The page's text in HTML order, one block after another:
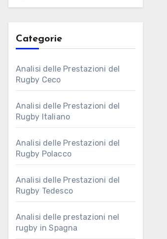
Categorie
Analisi delle Prestazioni del
Rugby Ceco
Analisi delle Prestazioni del
Rugby Italiano
Analisi delle Prestazioni del
Rugby Polacco
Analisi delle Prestazioni del
Rugby Tedesco
Analisi delle prestazioni nel
rugby in Spagna